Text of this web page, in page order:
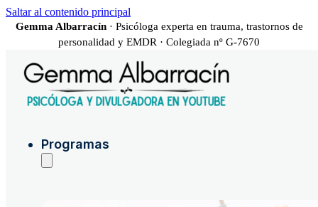
Saltar al contenido principal
Gemma Albarracín· Psicóloga experta en trauma, trastornos de
personalidad y EMDR · Colegiada nº G-7670
Programas